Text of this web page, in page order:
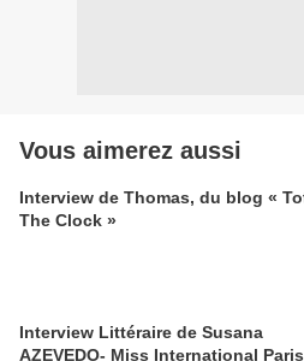
Vous aimerez aussi
Interview de Thomas, du blog « Toto
The Clock »
Interview Littéraire de Susana
AZEVEDO- Miss International Paris